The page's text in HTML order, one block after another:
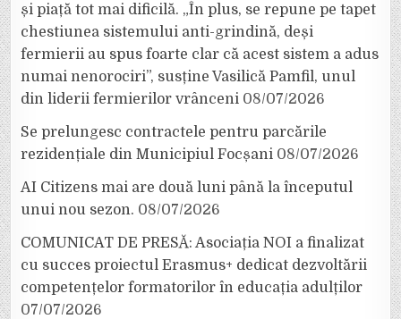
și piață tot mai dificilă. „În plus, se repune pe tapet
chestiunea sistemului anti-grindină, deși
fermierii au spus foarte clar că acest sistem a adus
numai nenorociri”, susține Vasilică Pamfil, unul
din liderii fermierilor vrânceni 08/07/2026
Se prelungesc contractele pentru parcările
rezidențiale din Municipiul Focșani 08/07/2026
AI Citizens mai are două luni până la începutul
unui nou sezon. 08/07/2026
COMUNICAT DE PRESĂ: Asociația NOI a finalizat
cu succes proiectul Erasmus+ dedicat dezvoltării
competențelor formatorilor în educația adulților
07/07/2026